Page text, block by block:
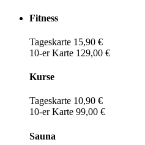
Fitness
Tageskarte 15,90 €
10-er Karte 129,00 €
Kurse
Tageskarte 10,90 €
10-er Karte 99,00 €
Sauna